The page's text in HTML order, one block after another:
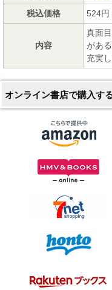
税込価格
524円
内容
真面
があ
充実
オンライン書店で購入す